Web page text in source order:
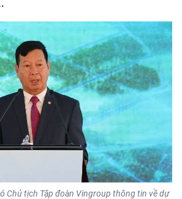
Chủ tịch Tập đoàn Vingroup thông tin về dự